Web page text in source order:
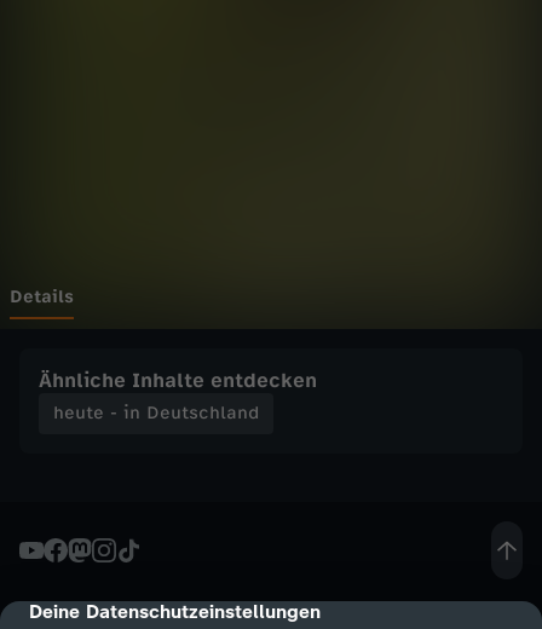
cmp-dialog-description
Deine Datenschutzeinstellungen
s
h
a
n
Details
Ähnliche Inhalte entdecken
heute - in Deutschland